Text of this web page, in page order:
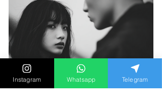
Instagram Whatsapp Telegram